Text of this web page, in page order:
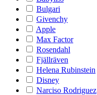
Bulgari
Givenchy
Apple
Max Factor
Rosendahl
Fjällräven
Helena Rubinstein
Disney
Narciso Rodriguez